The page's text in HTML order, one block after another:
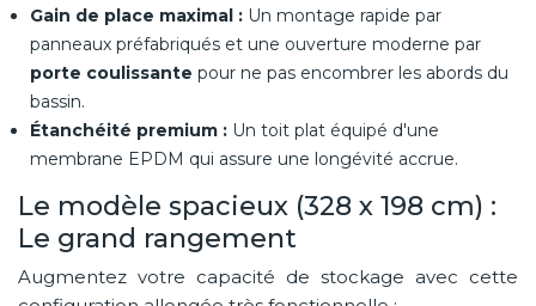
Gain de place maximal : Un montage rapide par
panneaux préfabriqués et une ouverture moderne par
porte coulissante pour ne pas encombrer les abords du
bassin.
Étanchéité premium : Un toit plat équipé d'une
membrane EPDM qui assure une longévité accrue.
Le modèle spacieux (328 x 198 cm) :
Le grand rangement
Augmentez votre capacité de stockage avec cette